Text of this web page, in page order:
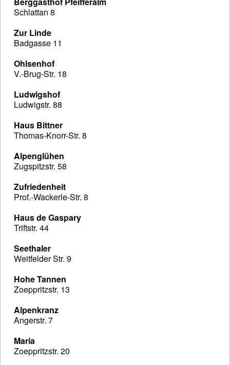
Schlattan 8
Zur Linde
Badgasse 11
Ohlsenhof
V.-Brug-Str. 18
Ludwigshof
Ludwigstr. 88
Haus Bittner
Thomas-Knorr-Str. 8
Alpenglühen
Zugspitzstr. 58
Zufriedenheit
Prof.-Wackerle-Str. 8
Haus de Gaspary
Triftstr. 44
Seethaler
Weitfelder Str. 9
Hohe Tannen
Zoeppritzstr. 13
Alpenkranz
Angerstr. 7
Maria
Zoeppritzstr. 20